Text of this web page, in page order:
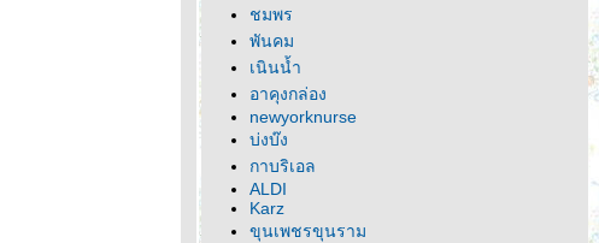
ชมพร
พันคม
เนินน้ำ
อาคุงกล่อง
newyorknurse
บ่งบ๊ง
กาบริเอล
ALDI
Karz
ขุนเพชรขุนราม